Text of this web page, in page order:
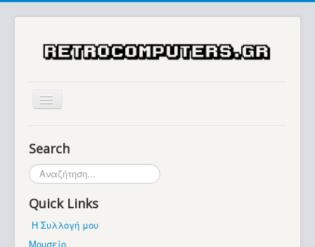
Μουσείο
Search
Αναζήτηση...
Quick Links
Η Συλλογή μου
Μουσείο